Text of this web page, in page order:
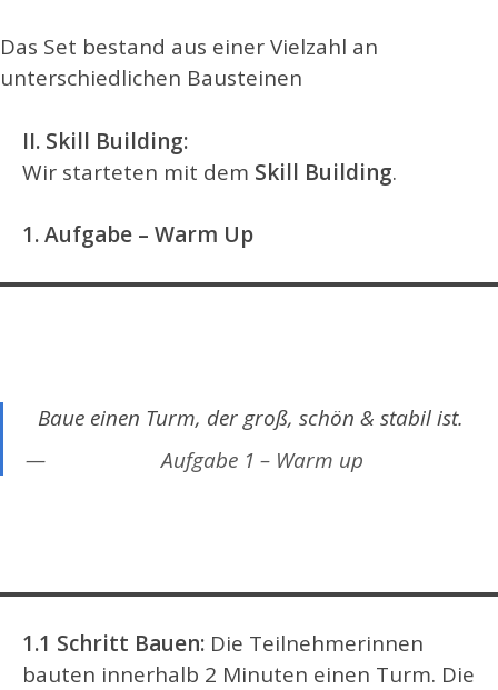
Das Set bestand aus einer Vielzahl an
unterschiedlichen Bausteinen
II. Skill Building:
Wir starteten mit dem Skill Building.
1. Aufgabe – Warm Up
Baue einen Turm, der groß, schön & stabil ist.
Aufgabe 1 – Warm up
1.1 Schritt Bauen: Die Teilnehmerinnen
bauten innerhalb 2 Minuten einen Turm. Die